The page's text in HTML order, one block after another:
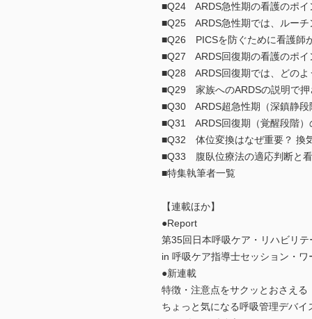
■Q24 ARDS急性期の看護のポイ
■Q25 ARDS急性期では、ルーチ
■Q26 PICSを防ぐために看護師
■Q27 ARDS回復期の看護のポイ
■Q28 ARDS回復期では、どのよ
■Q29 家族へのARDSの説明で押
■Q30 ARDS超急性期（深鎮静段
■Q31 ARDS回復期（覚醒段階）
■Q32 体位変換はなぜ重要？ 換
■Q33 腹臥位療法の適応判断と
■特集執筆者一覧
【連載ほか】
●Report
第35回日本呼吸ケア・リハビリ
in 呼吸ケア指導士セッション・ワ
●新連載
特徴・注意点をサクッとおさえる
ちょっと気になる呼吸管理デバイ